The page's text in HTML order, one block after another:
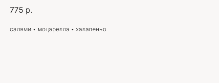
775 р.
салями • моцарелла • халапеньо